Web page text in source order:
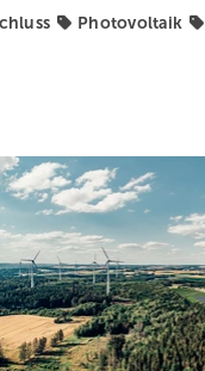
Photovoltaik